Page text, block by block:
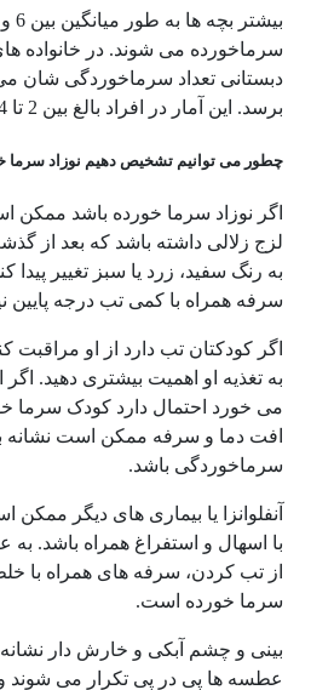
سرماخورده می شوند. در خانواده
برسد. این آمار در افراد بالغ بین 2 تا 4 بار در سال است.
چطور می توانیم تشخیص دهیم نوزاد سرما
اگر نوزاد سرما خورده باشد ممکن
لزج زلالی داشته باشد که بعد از
به رنگ سفید، زرد یا سبز تغییر
سرفه همراه با کمی تب درجه پایین
اگر کودکتان تب دارد از او مراقبت
به تغذیه او اهمیت بیشتری دهید.
می خورد احتمال دارد کودک سرما
افت دما و سرفه ممکن است نشانه
سرماخوردگی باشد.
آنفلوانزا یا بیماری های دیگر
با اسهال و استفراغ همراه باشد.
از تب کردن، سرفه های همراه با
سرما خورده است.
بینی و چشم آبکی و خارش دار
عطسه ها پی در پی تکرار می